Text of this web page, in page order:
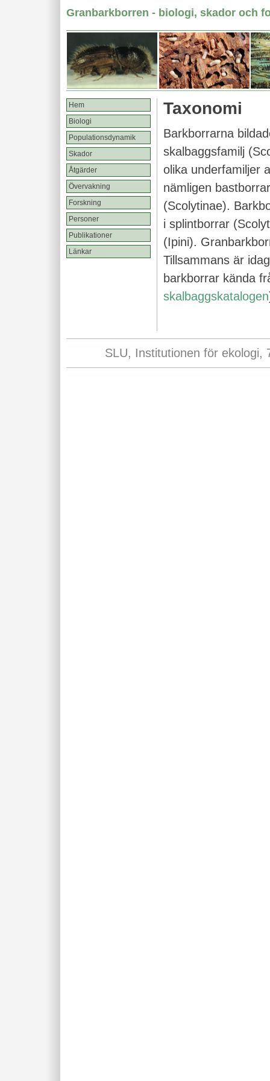
Granbarkborren - biologi, skador och
Hem
Biologi
Populationsdynamik
Skador
Åtgärder
Övervakning
Forskning
Personer
Publikationer
Länkar
Taxonomi
Barkborrarna
skalbaggsfamilj
olika underfamiljer
nämligen
(Scolytinae).
i splintborrar
(Ipini).
Tillsammans är
barkborrar kända
skalbaggskatalogen
SLU, Institutionen för ekologi,